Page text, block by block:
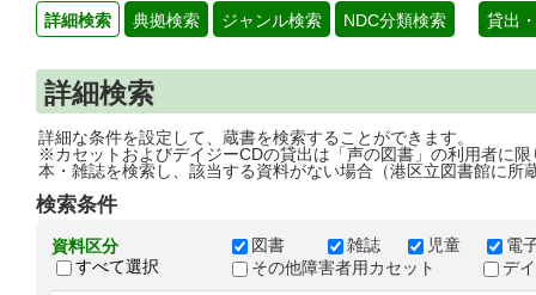
詳細検索 典拠検索 ジャンル検索 NDC分類検索 貸出
詳細検索
詳細な条件を設定して、蔵書を検索することができます。
※カセットおよびデイジーCDの貸出は「声の図書」の利用者に限
本・雑誌を検索し、該当する資料がない場合（港区立図書館に所
検索条件
資料区分
すべて選択
図書 雑誌 児童
電
その他障害者用カセット
デ